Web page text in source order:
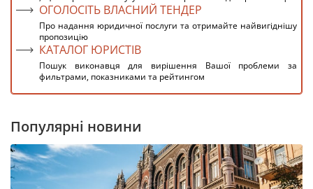
ОГОЛОСІТЬ ВЛАСНИЙ ТЕНДЕР
Про надання юридичної послуги та отримайте найвигіднішу
пропозицію
КАТАЛОГ ЮРИСТІВ
Пошук виконавця для вирішення Вашої проблеми за
фильтрами, показниками та рейтингом
Популярні новини